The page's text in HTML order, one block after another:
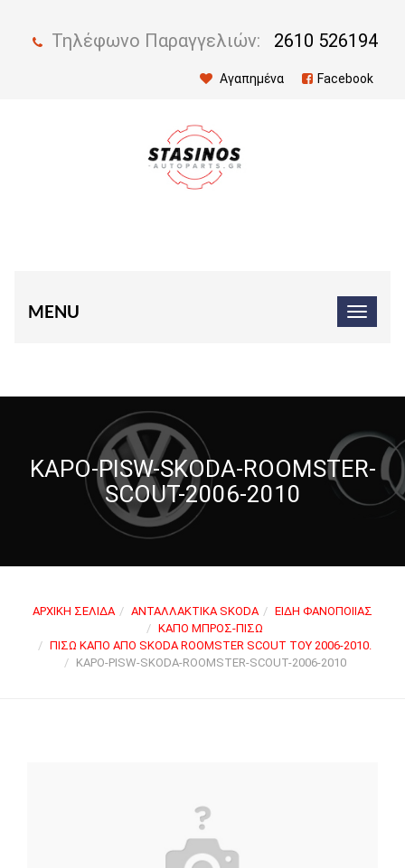
Τηλέφωνο Παραγγελιών: 2610 526194
Αγαπημένα Facebook
MENU
KAPO-PISW-SKODA-ROOMSTER-
SCOUT-2006-2010
ΑΡΧΙΚΉ ΣΕΛΊΔΑ ΑΝΤΑΛΛΑΚΤΙΚΆ SKODA
ΕΊΔΗ ΦΑΝΟΠΟΙΊΑΣ
ΚΑΠΌ ΜΠΡΟΣ-ΠΊΣΩ
ΠΊΣΩ ΚΑΠΌ ΑΠΌ SKODA ROOMSTER SCOUT ΤΟΥ 2006-2010.
KAPO-PISW-SKODA-ROOMSTER-SCOUT-2006-2010